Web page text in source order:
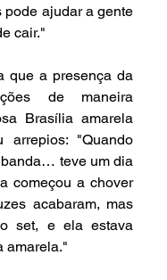
pode ajudar a gente
cair."
que a presença da
de maneira
Brasília amarela
"Quando
teve um dia
começou a chover
acabaram, mas
set, e ela estava
amarela."